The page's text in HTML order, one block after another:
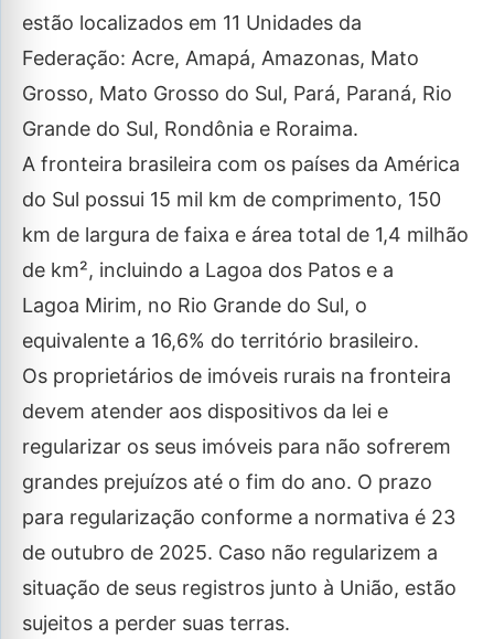
estão localizados em 11 Unidades da
Federação: Acre, Amapá, Amazonas, Mato
Grosso, Mato Grosso do Sul, Pará, Paraná, Rio
Grande do Sul, Rondônia e Roraima.
A fronteira brasileira com os países da América
do Sul possui 15 mil km de comprimento, 150
km de largura de faixa e área total de 1,4 milhão
de km², incluindo a Lagoa dos Patos e a
Lagoa Mirim, no Rio Grande do Sul, o
equivalente a 16,6% do território brasileiro.
Os proprietários de imóveis rurais na fronteira
devem atender aos dispositivos da lei e
regularizar os seus imóveis para não sofrerem
grandes prejuízos até o fim do ano. O prazo
para regularização conforme a normativa é 23
de outubro de 2025. Caso não regularizem a
situação de seus registros junto à União, estão
sujeitos a perder suas terras.